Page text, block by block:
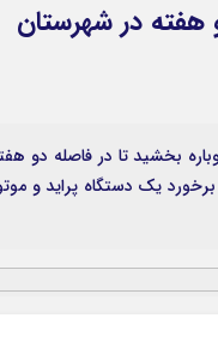
در دو هفته در شهرستان
از اعلام مرگ مغزی به 3 بیمار نیازمند جان دوباره بخشید تا در فاصله دو
یک دستگاه پراید و